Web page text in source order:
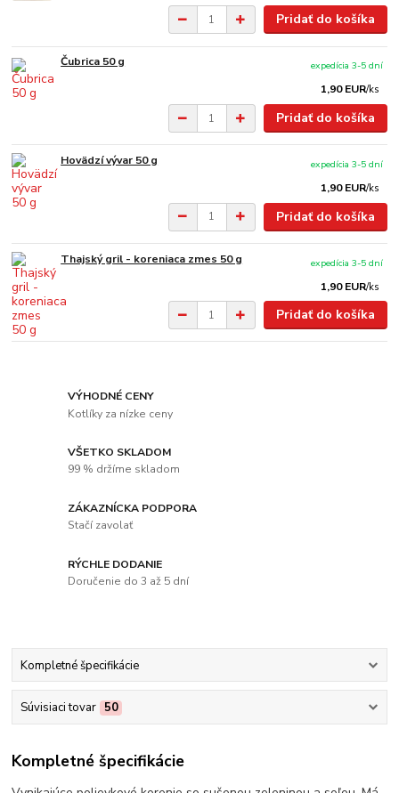
Pridať do košíka
Čubrica 50 g
1,90 EUR/ks
expedícia 3-5 dní
Pridať do košíka
Hovädzí vývar 50 g
1,90 EUR/ks
expedícia 3-5 dní
Pridať do košíka
Thajský gril - koreniaca zmes 50 g
1,90 EUR/ks
expedícia 3-5 dní
Pridať do košíka
VÝHODNÉ CENY
Kotlíky za nízke ceny
VŠETKO SKLADOM
99 % držíme skladom
ZÁKAZNÍCKA PODPORA
Stačí zavolať
RÝCHLE DODANIE
Doručenie do 3 až 5 dní
Kompletné špecifikácie
Súvisiaci tovar 50
Kompletné špecifikácie